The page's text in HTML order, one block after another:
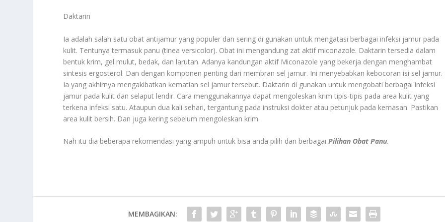
Daktarin
Ia adalah salah satu obat antijamur yang populer dan sering di gunakan untuk mengatasi berbagai infeksi jamur pada
kulit. Tentunya termasuk panu (tinea versicolor). Obat ini mengandung zat aktif miconazole. Daktarin tersedia dalam
bentuk krim, gel mulut, bedak, dan larutan. Adanya kandungan aktif Miconazole yang bekerja dengan menghambat
sintesis ergosterol. Dan dengan komponen penting dari membran sel jamur. Ini menyebabkan kebocoran isi sel jamur.
Ia yang akhirnya mengakibatkan kematian sel jamur tersebut. Daktarin di gunakan untuk mengobati berbagai infeksi
jamur pada kulit dan selaput lendir. Cara menggunakannya dapat mengoleskan krim tipis-tipis pada area kulit yang
terkena infeksi satu. Ataupun dua kali sehari, tergantung pada instruksi dokter atau petunjuk pada kemasan. Pastikan
area kulit bersih. Dan juga kering sebelum mengoleskan krim.
Nah itu dia beberapa rekomendasi yang ampuh untuk bisa anda pilih dari berbagaiPilihan Obat Panu.
MEMBAGIKAN: